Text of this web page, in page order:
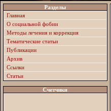
Разделы
Главная
О социальной фобии
Методы лечения и коррекция
Тематические статьи
Публикации
Архив
Ссылки
Статьи
Счетчики